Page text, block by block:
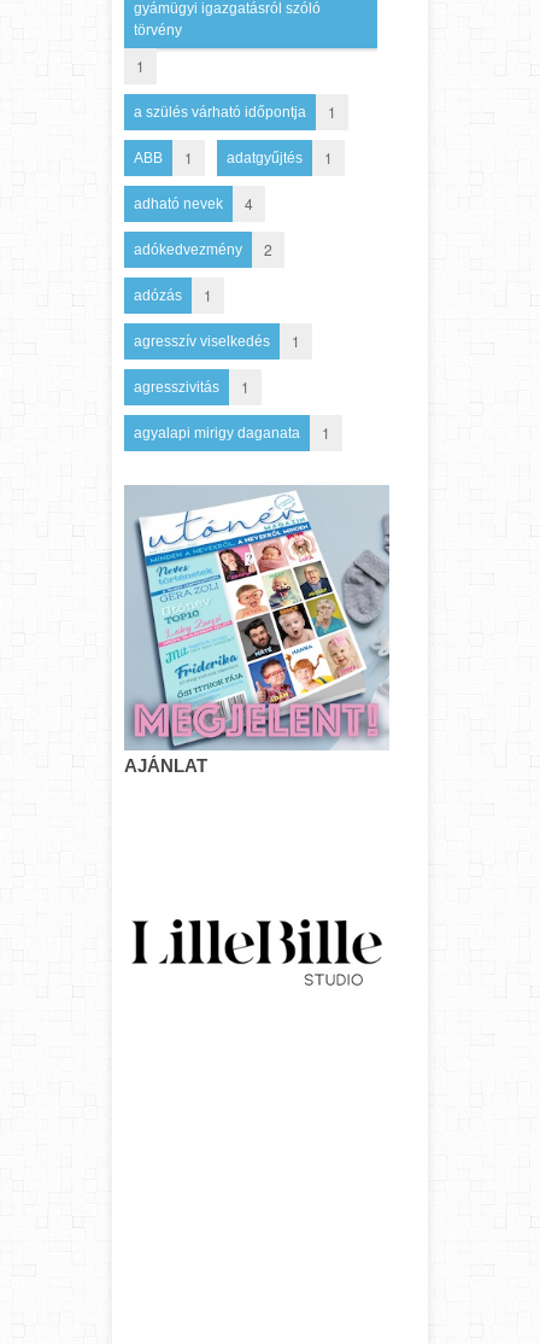
gyámügyi igazgatásról szóló
törvény
1
a szülés várható időpontja 1
ABB 1 adatgyűjtés 1
adható nevek 4
adókedvezmény 2
adózás 1
agresszív viselkedés 1
agresszivitás 1
agyalapi mirigy daganata 1
AJÁNLAT